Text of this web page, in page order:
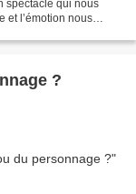
spectacle qui nous
et l’émotion nous
?